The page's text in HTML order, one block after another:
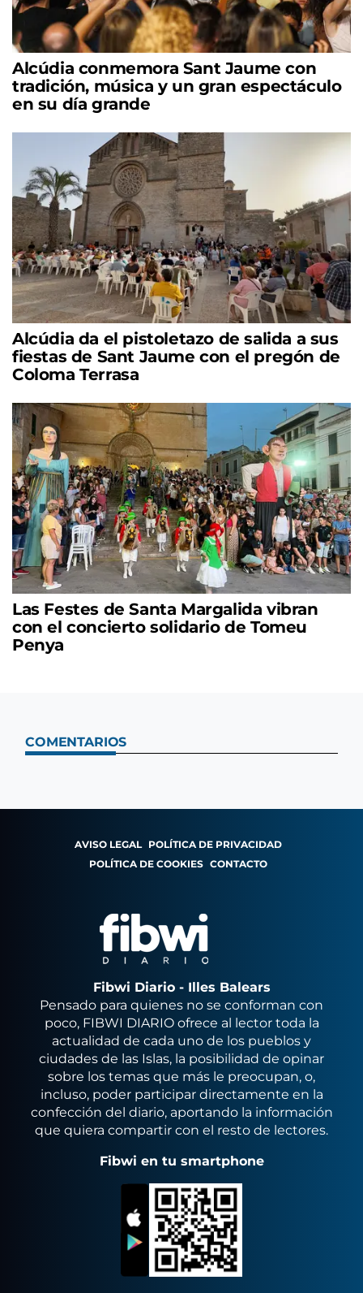
Alcúdia conmemora Sant Jaume con
tradición, música y un gran espectáculo
en su día grande
Alcúdia da el pistoletazo de salida a sus
fiestas de Sant Jaume con el pregón de
Coloma Terrasa
Las Festes de Santa Margalida vibran
con el concierto solidario de Tomeu
Penya
COMENTARIOS
AVISO LEGAL POLÍTICA DE PRIVACIDAD
POLÍTICA DE COOKIES CONTACTO
Fibwi Diario - Illes Balears
Pensado para quienes no se conforman con
poco, FIBWI DIARIO ofrece al lector toda la
actualidad de cada uno de los pueblos y
ciudades de las Islas, la posibilidad de opinar
sobre los temas que más le preocupan, o,
incluso, poder participar directamente en la
confección del diario, aportando la información
que quiera compartir con el resto de lectores.
Fibwi en tu smartphone